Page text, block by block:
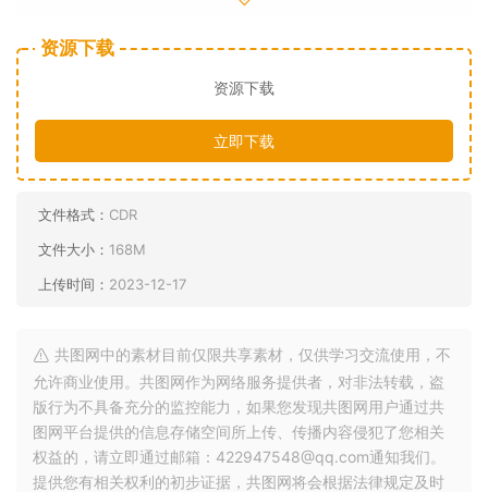
资源下载
资源下载
立即下载
文件格式： CDR
文件大小： 168M
上传时间： 2023-12-17
共图网中的素材目前仅限共享素材，仅供学习交流使用，不
允许商业使用。共图网作为网络服务提供者，对非法转载，盗
版行为不具备充分的监控能力，如果您发现共图网用户通过共
图网平台提供的信息存储空间所上传、传播内容侵犯了您相关
权益的，请立即通过邮箱：422947548@qq.com通知我们。
提供您有相关权利的初步证据，共图网将会根据法律规定及时